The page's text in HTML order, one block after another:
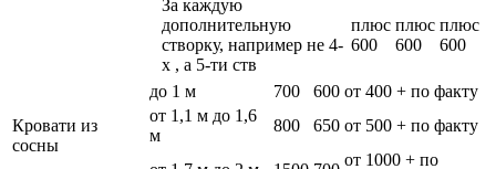
За каждую
дополнительную
створку, например не 4-
х , а 5-ти ств
плюс
600
плюс
600
плюс
600
Кровати из
сосны
до 1 м 700 600 от 400 + по факту
от 1,1 м до 1,6
м
800 650 от 500 + по факту
от 1000 + по